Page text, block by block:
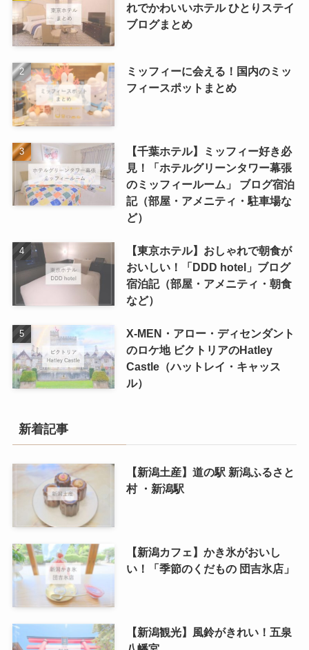
れでかわいいホテル ひとりステイ
ブログまとめ
ミッフィーに会える！国内のミッ
フィースポットまとめ
【千葉ホテル】ミッフィー好き必
見！「ホテルグリーンタワー幕張
のミッフィールーム」 ブログ宿泊
記（部屋・アメニティ・駐車場な
ど）
【東京ホテル】おしゃれで朝食が
おいしい！「DDD hotel」ブログ
宿泊記（部屋・アメニティ・朝食
など）
X-MEN・アロー・ディセンダント
のロケ地 ビクトリアのHatley
Castle（ハットレイ・キャッス
ル）
新着記事
【新潟土産】道の駅 新潟ふるさと
村 ・新潟駅
【新潟カフェ】かき氷がおいし
い！「季節のくだもの 団吉氷店」
【新潟観光】風鈴がきれい！五泉